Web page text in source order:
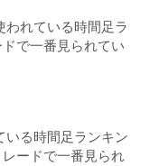
われている時間足ラ
で一番見られてい
いる時間足ランキン
ードで一番見られ